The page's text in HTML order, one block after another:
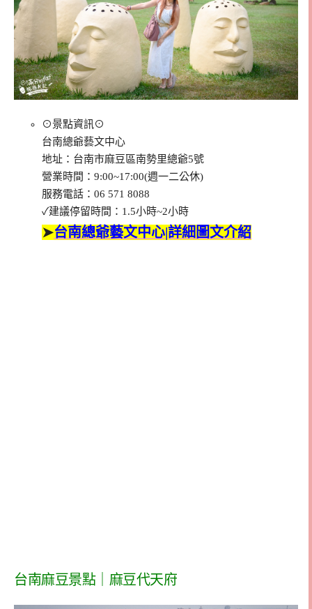
⊙景點資訊⊙
台南總爺藝文中心
地址：台南市麻豆區南勢里總爺5號
營業時間：9:00~17:00(週一二公休)
服務電話：06 571 8088
✓建議停留時間：1.5小時~2小時
➤台南總爺藝文中心|詳細圖文介紹
台南麻豆景點｜麻豆代天府